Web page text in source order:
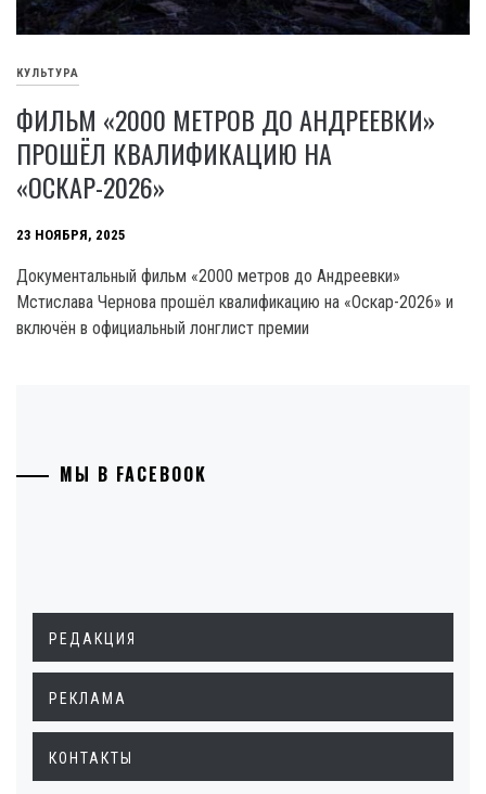
КУЛЬТУРА
ФИЛЬМ «2000 МЕТРОВ ДО АНДРЕЕВКИ»
ПРОШЁЛ КВАЛИФИКАЦИЮ НА
«ОСКАР-2026»
23 НОЯБРЯ, 2025
Документальный фильм «2000 метров до Андреевки»
Мстислава Чернова прошёл квалификацию на «Оскар-2026» и
включён в официальный лонглист премии
МЫ В FACEBOOK
РЕДАКЦИЯ
РЕКЛАМА
КОНТАКТЫ